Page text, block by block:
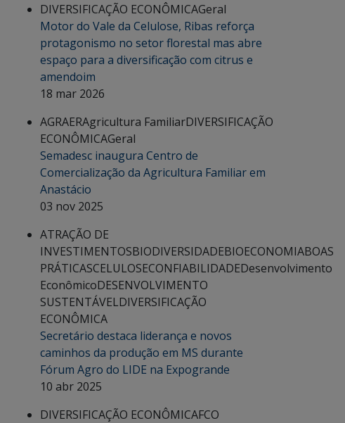
DIVERSIFICAÇÃO ECONÔMICAGeral
Motor do Vale da Celulose, Ribas reforça
protagonismo no setor florestal mas abre
espaço para a diversificação com citrus e
amendoim
18 mar 2026
AGRAERAgricultura FamiliarDIVERSIFICAÇÃO
ECONÔMICAGeral
Semadesc inaugura Centro de
Comercialização da Agricultura Familiar em
Anastácio
03 nov 2025
ATRAÇÃO DE
INVESTIMENTOSBIODIVERSIDADEBIOECONOMIABOAS
PRÁTICASCELULOSECONFIABILIDADEDesenvolvimento
EconômicoDESENVOLVIMENTO
SUSTENTÁVELDIVERSIFICAÇÃO
ECONÔMICA
Secretário destaca liderança e novos
caminhos da produção em MS durante
Fórum Agro do LIDE na Expogrande
10 abr 2025
DIVERSIFICAÇÃO ECONÔMICAFCO